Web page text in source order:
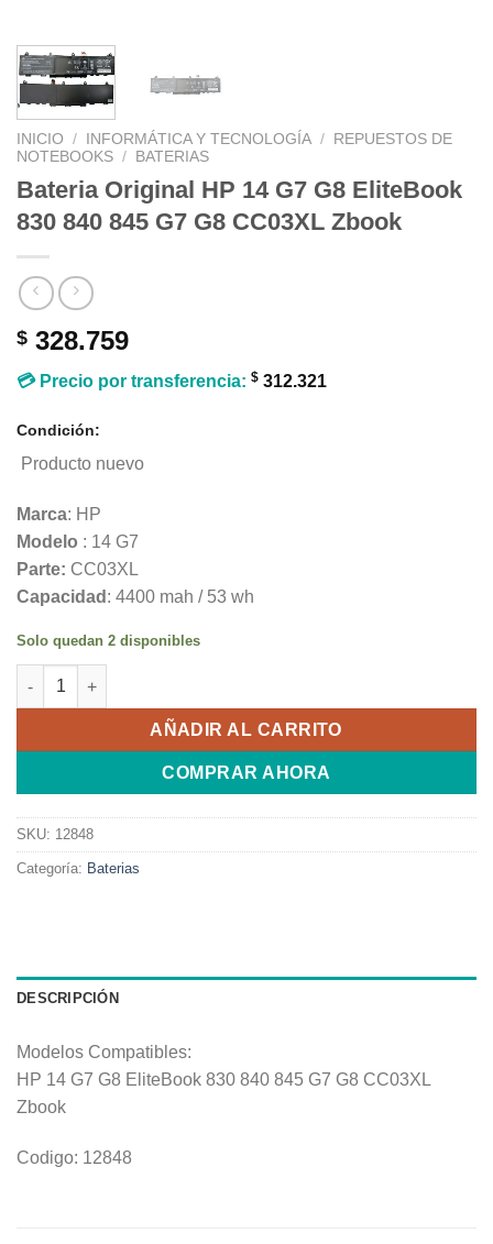
INICIO / INFORMÁTICA Y TECNOLOGÍA /
REPUESTOS DE
NOTEBOOKS / BATERIAS
Bateria Original HP 14 G7 G8 EliteBook
830 840 845 G7 G8 CC03XL Zbook
$ 328.759
💳 Precio por transferencia: $ 312.321
Condición:
Producto nuevo
Marca: HP
Modelo : 14 G7
Parte: CC03XL
Capacidad : 4400 mah / 53 wh
Solo quedan 2 disponibles
Bateria Original HP 14 G7 G8 EliteBook 830 840 845 G7 G8
AÑADIR AL CARRITO
COMPRAR AHORA
SKU: 12848
Categoría: Baterias
DESCRIPCIÓN
Modelos Compatibles:
HP 14 G7 G8 EliteBook 830 840 845 G7 G8 CC03XL
Zbook
Codigo: 12848